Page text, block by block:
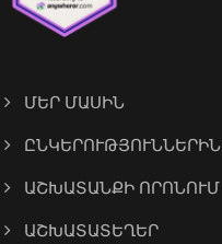
ՄԵՐ ՄԱՍԻՆ
ԸՆԿԵՐՈՒԹՅՈՒՆՆԵՐԻՆ
ԱՇԽԱՏԱՆՔԻ ՈՐՈՆՈՒՄ
ԱՇԽԱՏԱՏԵՂԵՐ